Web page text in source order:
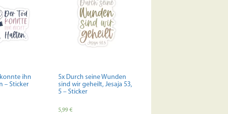
ihn
– Sticker
5x Durch seine Wunden
sind wir geheilt, Jesaja 53,
5 – Sticker
5,99 €